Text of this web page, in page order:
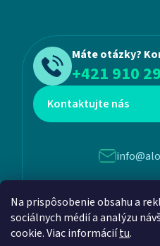
Na prispôsobenie obsahu a
sociálnych médií a analýzu
cookie. Viac informáciítu.
Máte otázky?
+421 910
Kontaktujte nás
Martina